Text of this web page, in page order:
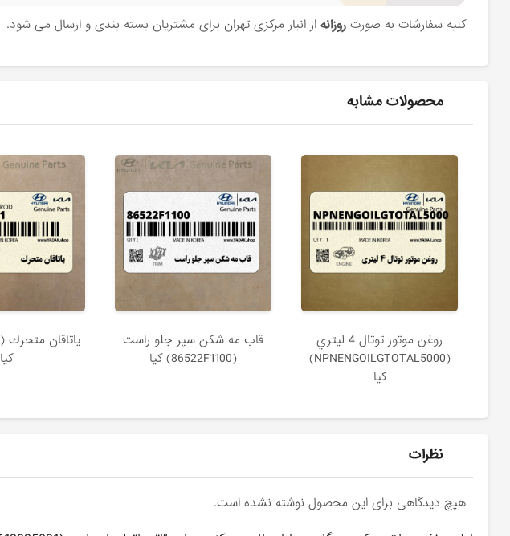
کلیه سفارشات به صورتروزانه از انبار مرکزی تهران برای مشتریان بسته بندی و ارسال می شود.
محصولات مشابه
روغن موتور توتال 4 ليتري
(NPNENGOILGTOTAL5000)
کیا
قاب مه شكن سپر جلو راست
(86522F1100) کیا
کیا
نظرات
هیچ دیدگاهی برای این محصول نوشته نشده است.